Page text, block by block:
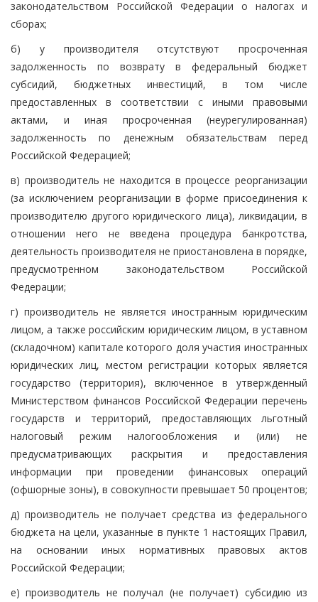
законодательством Российской Федерации о налогах и
сборах;
б) у производителя отсутствуют просроченная
задолженность по возврату в федеральный бюджет
субсидий, бюджетных инвестиций, в том числе
предоставленных в соответствии с иными правовыми
актами, и иная просроченная (неурегулированная)
задолженность по денежным обязательствам перед
Российской Федерацией;
в) производитель не находится в процессе реорганизации
(за исключением реорганизации в форме присоединения к
производителю другого юридического лица), ликвидации, в
отношении него не введена процедура банкротства,
деятельность производителя не приостановлена в порядке,
предусмотренном законодательством Российской
Федерации;
г) производитель не является иностранным юридическим
лицом, а также российским юридическим лицом, в уставном
(складочном) капитале которого доля участия иностранных
юридических лиц, местом регистрации которых является
государство (территория), включенное в утвержденный
Министерством финансов Российской Федерации перечень
государств и территорий, предоставляющих льготный
налоговый режим налогообложения и (или) не
предусматривающих раскрытия и предоставления
информации при проведении финансовых операций
(офшорные зоны), в совокупности превышает 50 процентов;
д) производитель не получает средства из федерального
бюджета на цели, указанные в пункте 1 настоящих Правил,
на основании иных нормативных правовых актов
Российской Федерации;
е) производитель не получал (не получает) субсидию из